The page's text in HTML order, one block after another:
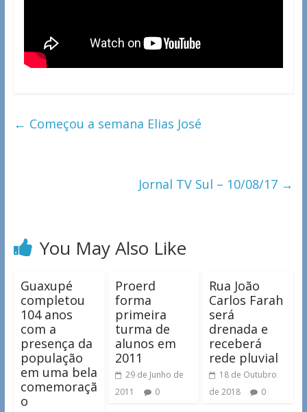
← Começou a semana Elias José
Jornal TV Sul – 10/08/17 →
You May Also Like
Guaxupé
completou
104 anos
com a
presença da
população
em uma bela
comemoraçã
o
Proerd
forma
primeira
turma de
alunos em
2011
29 de Junho de
2011
0
Rua João
Carlos Farah
será
drenada e
receberá
rede pluvial
18 de Outubro
de 2018
0